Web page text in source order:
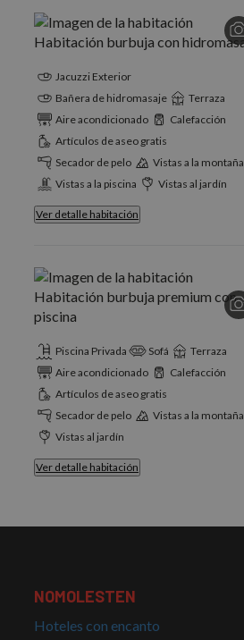
Jacuzzi Exterior
Bañera de hidromasaje
Terraza
Aire acondicionado
Calefacción
Artículos de aseo gratis
Secador de pelo
Vistas a la montaña
Vistas a la piscina
Vistas al jardín
Ver detalle habitación
Piscina Privada Sofá
Terraza
Aire acondicionado
Calefacción
Artículos de aseo gratis
Secador de pelo
Vistas a la montaña
Vistas al jardín
Ver detalle habitación
NOMOLESTEN
Hoteles con encanto